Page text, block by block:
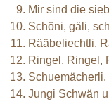
Mir sind die
Schöni, gäli,
Rääbeliechtli,
Ringel, Ringel,
Jungi Schwän